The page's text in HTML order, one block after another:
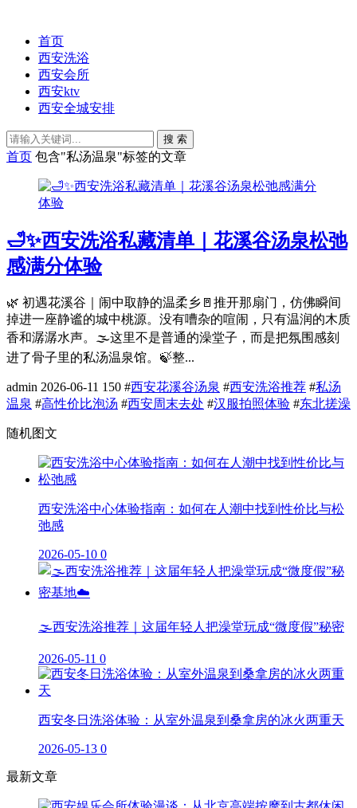
首页
西安洗浴
西安会所
西安ktv
西安全城安排
搜 索
首页 包含"私汤温泉"标签的文章
🛁✨西安洗浴私藏清单｜花溪谷汤泉松弛
感满分体验
🌿 初遇花溪谷｜闹中取静的温柔乡🚪推开那扇门，仿佛瞬间
掉进一座静谧的城中桃源。没有嘈杂的喧闹，只有温润的木质
香和潺潺水声。🌫️这里不是普通的澡堂子，而是把氛围感刻
进了骨子里的私汤温泉馆。🍃整...
admin 2026-06-11 150 #西安花溪谷汤泉 #西安洗浴推荐 #私汤
温泉 #高性价比泡汤 #西安周末去处 #汉服拍照体验 #东北搓澡
随机图文
西安洗浴中心体验指南：如何在人潮中找到性价比与松
弛感
2026-05-10 0
🌫️西安洗浴推荐｜这届年轻人把澡堂玩成“微度假”秘密
2026-05-11 0
西安冬日洗浴体验：从室外温泉到桑拿房的冰火两重天
2026-05-13 0
最新文章